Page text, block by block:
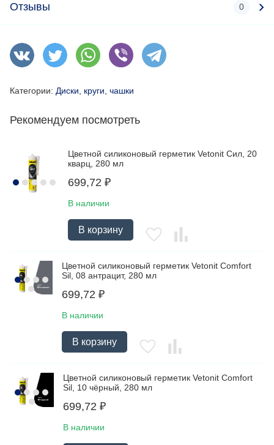
Отзывы 0
Категории: Диски, круги, чашки
Рекомендуем посмотреть
Цветной силиконовый герметик Vetonit Сил, 20
кварц, 280 мл
699,72 ₽
В наличии
В корзину
Цветной силиконовый герметик Vetonit Comfort
Sil, 08 антрацит, 280 мл
699,72 ₽
В наличии
В корзину
Цветной силиконовый герметик Vetonit Comfort
Sil, 10 чёрный, 280 мл
699,72 ₽
В наличии